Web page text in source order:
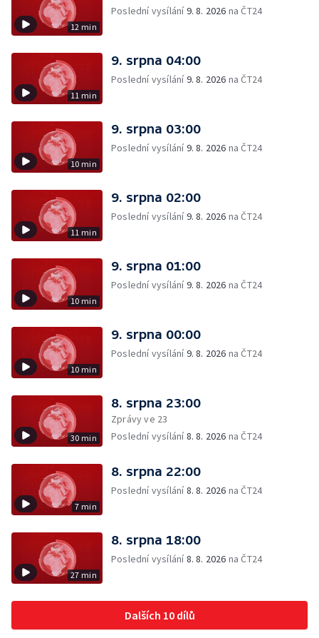
12 min
Poslední vysílání9. 8. 2026 na ČT24
11 min
9. srpna 04:00
Poslední vysílání9. 8. 2026 na ČT24
10 min
9. srpna 03:00
Poslední vysílání9. 8. 2026 na ČT24
11 min
9. srpna 02:00
Poslední vysílání9. 8. 2026 na ČT24
10 min
9. srpna 01:00
Poslední vysílání9. 8. 2026 na ČT24
10 min
9. srpna 00:00
Poslední vysílání9. 8. 2026 na ČT24
30 min
8. srpna 23:00
Zprávy ve 23
Poslední vysílání8. 8. 2026 na ČT24
7 min
8. srpna 22:00
Poslední vysílání8. 8. 2026 na ČT24
27 min
8. srpna 18:00
Poslední vysílání8. 8. 2026 na ČT24
Dalších 10 dílů